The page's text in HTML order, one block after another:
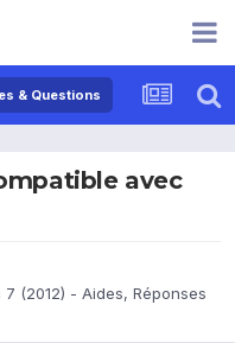
& Questions
avec
7 (2012) - Aides, Réponses